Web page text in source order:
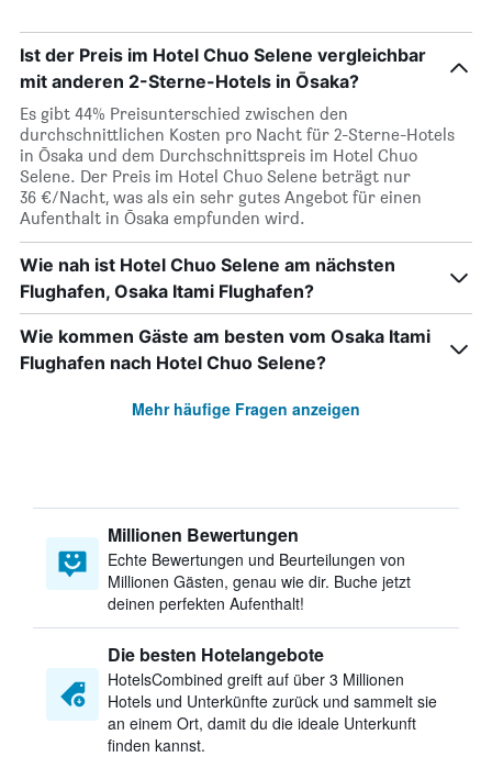
Ist der Preis im Hotel Chuo Selene vergleichbar
mit anderen 2-Sterne-Hotels in Ōsaka?
Es gibt 44% Preisunterschied zwischen den
durchschnittlichen Kosten pro Nacht für 2-Sterne-Hotels
in Ōsaka und dem Durchschnittspreis im Hotel Chuo
Selene. Der Preis im Hotel Chuo Selene beträgt nur
36 €/Nacht, was als ein sehr gutes Angebot für einen
Aufenthalt in Ōsaka empfunden wird.
Wie nah ist Hotel Chuo Selene am nächsten
Flughafen, Osaka Itami Flughafen?
Wie kommen Gäste am besten vom Osaka Itami
Flughafen nach Hotel Chuo Selene?
Mehr häufige Fragen anzeigen
Millionen Bewertungen
Echte Bewertungen und Beurteilungen von
Millionen Gästen, genau wie dir. Buche jetzt
deinen perfekten Aufenthalt!
Die besten Hotelangebote
HotelsCombined greift auf über 3 Millionen
Hotels und Unterkünfte zurück und sammelt sie
an einem Ort, damit du die ideale Unterkunft
finden kannst.